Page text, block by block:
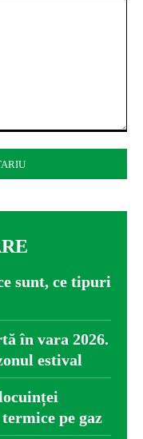
sunt, ce tipuri
în vara 2026.
estival
pe gaz